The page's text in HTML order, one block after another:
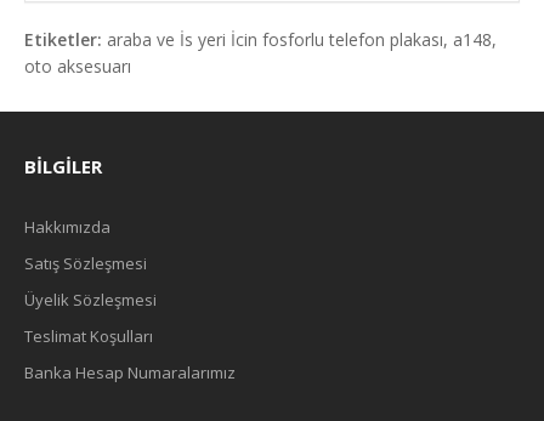
Etiketler: araba ve İs yeri İcin fosforlu telefon plakası, a148,
oto aksesuarı
BILGILER
Hakkımızda
Satış Sözleşmesi
Üyelik Sözleşmesi
Teslimat Koşulları
Banka Hesap Numaralarımız